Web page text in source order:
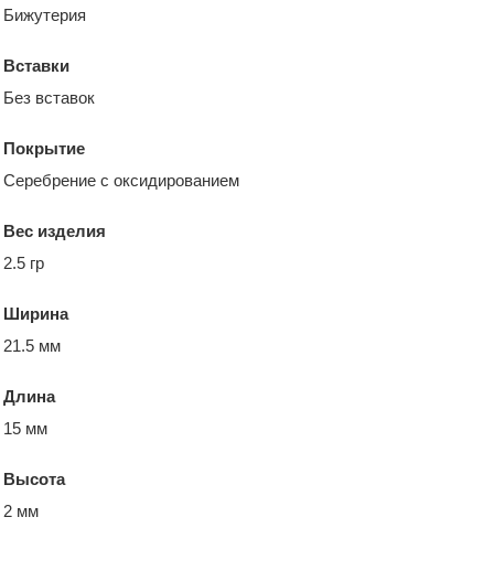
Бижутерия
Вставки
Без вставок
Покрытие
Серебрение с оксидированием
Вес изделия
2.5 гр
Ширина
21.5 мм
Длина
15 мм
Высота
2 мм